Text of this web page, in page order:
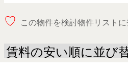
♡ この物件を検討物件リスト